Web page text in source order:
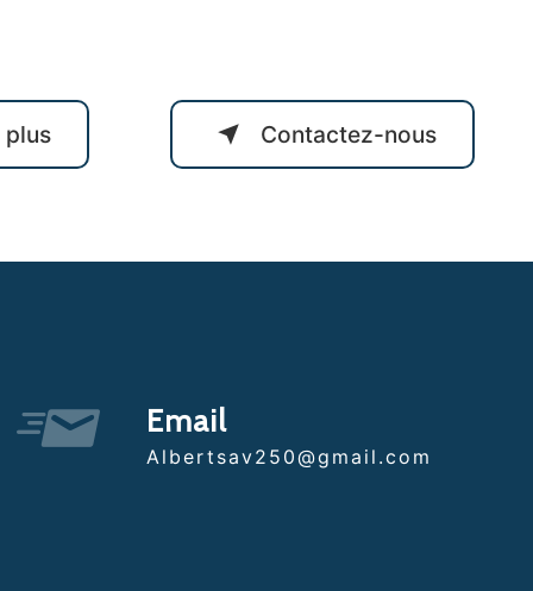
plus Contactez-nous
Email
albertsav250@gmail.com